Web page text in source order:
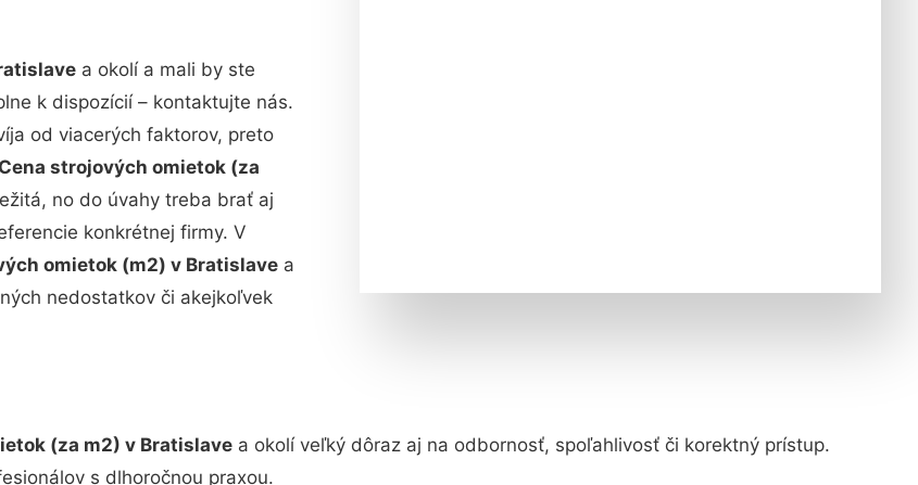
a okolí a mali by ste
k dispozícií – kontaktujte nás.
od viacerých faktorov, preto
Cena strojových omietok (za
no do úvahy treba brať aj
konkrétnej firmy. V
omietok (m2) v Bratislave a
nedostatkov či akejkoľvek
(za m2) v Bratislave a okolí veľký dôraz aj na odbornosť, spoľahlivosť či korektný prístup.
s dlhoročnou praxou.